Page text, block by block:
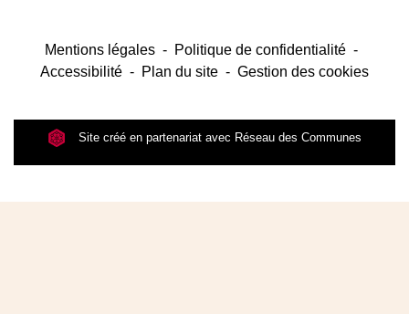
Mentions légales - Politique de confidentialité -
Accessibilité - Plan du site - Gestion des cookies
Site créé en partenariat avec Réseau des Communes